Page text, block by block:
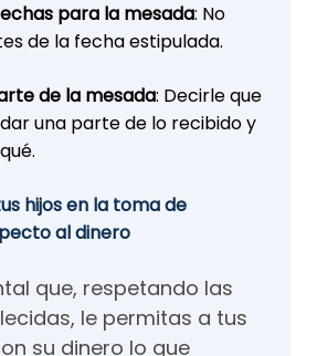
para la mesada: No
de la fecha estipulada.
de la mesada: Decirle que
una parte de lo recibido y
hijos en la toma de
al dinero
que, respetando las
le permitas a tus
su dinero lo que